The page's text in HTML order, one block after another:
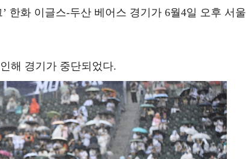
한화 이글스-두산 베어스 경기가 6월4일 오후 서울
해 경기가 중단되었다.